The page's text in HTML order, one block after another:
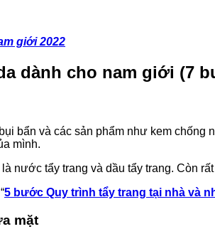
giới 2022
dành cho nam giới (7
bẩn và các sản phẩm như kem
mình.
nước tẩy trang và dầu tẩy trang. Còn
5 bước Quy trình tẩy trang tại nhà và
mặt